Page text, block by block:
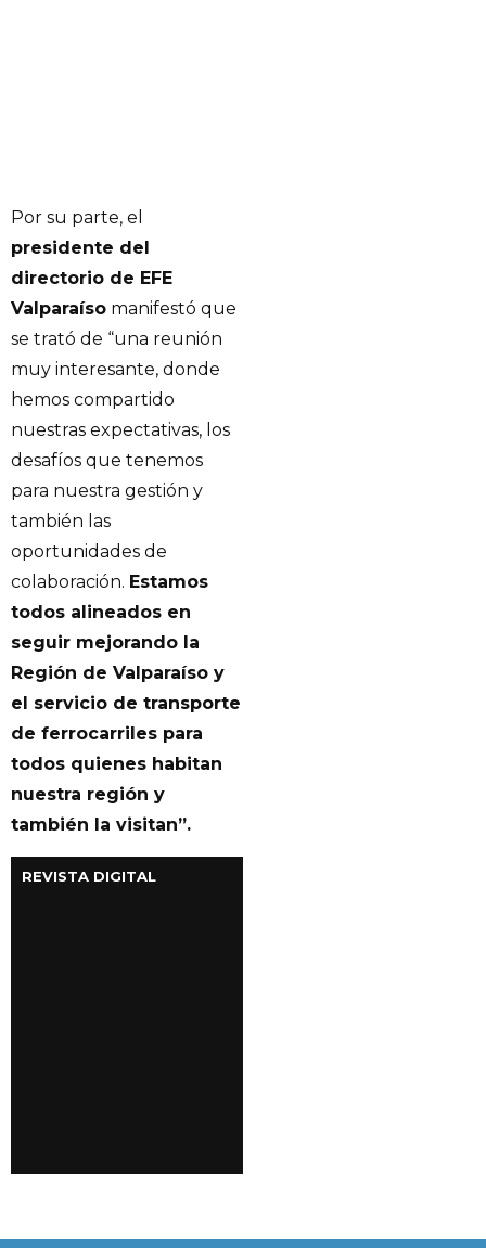
Por su parte, el
presidente del
directorio de EFE
Valparaíso manifestó que
se trató de “una reunión
muy interesante, donde
hemos compartido
nuestras expectativas, los
desafíos que tenemos
para nuestra gestión y
también las
oportunidades de
colaboración. Estamos
todos alineados en
seguir mejorando la
Región de Valparaíso y
el servicio de transporte
de ferrocarriles para
todos quienes habitan
nuestra región y
también la visitan”.
REVISTA DIGITAL